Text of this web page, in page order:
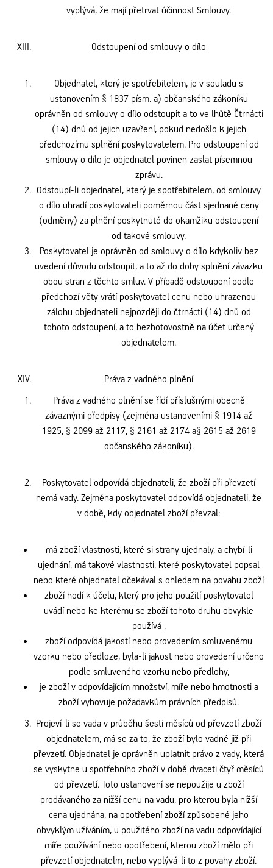
vyplývá, že mají přetrvat účinnost Smlouvy.
Odstoupení od smlouvy o dílo
Objednatel, který je spotřebitelem, je v souladu s
ustanovením § 1837 písm. a) občanského zákoníku
oprávněn od smlouvy o dílo odstoupit a to ve lhůtě Čtrnácti
(14) dnů od jejich uzavření, pokud nedošlo k jejich
předchozímu splnění poskytovatelem. Pro odstoupení od
smlouvy o dílo je objednatel povinen zaslat písemnou
zprávu.
Odstoupí-li objednatel, který je spotřebitelem, od smlouvy
o dílo uhradí poskytovateli poměrnou část sjednané ceny
(odměny) za plnění poskytnuté do okamžiku odstoupení
od takové smlouvy.
Poskytovatel je oprávněn od smlouvy o dílo kdykoliv bez
uvedení důvodu odstoupit, a to až do doby splnění závazku
obou stran z těchto smluv. V případě odstoupení podle
předchozí věty vrátí poskytovatel cenu nebo uhrazenou
zálohu objednateli nejpozději do čtrnácti (14) dnů od
tohoto odstoupení, a to bezhotovostně na účet určený
objednatelem.
Práva z vadného plnění
Práva z vadného plnění se řídí příslušnými obecně
závaznými předpisy (zejména ustanoveními § 1914 až
1925, § 2099 až 2117, § 2161 až 2174 a§ 2615 až 2619
občanského zákoníku).
Poskytovatel odpovídá objednateli, že zboží při převzetí
nemá vady. Zejména poskytovatel odpovídá objednateli, že
v době, kdy objednatel zboží převzal:
má zboží vlastnosti, které si strany ujednaly, a chybí-li
ujednání, má takové vlastnosti, které poskytovatel popsal
nebo které objednatel očekával s ohledem na povahu zboží
zboží hodí k účelu, který pro jeho použití poskytovatel
uvádí nebo ke kterému se zboží tohoto druhu obvykle
používá ,
zboží odpovídá jakostí nebo provedením smluvenému
vzorku nebo předloze, byla-li jakost nebo provedení určeno
podle smluveného vzorku nebo předlohy,
je zboží v odpovídajícím množství, míře nebo hmotnosti a
zboží vyhovuje požadavkům právních předpisů.
Projeví-li se vada v průběhu šesti měsíců od převzetí zboží
objednatelem, má se za to, že zboží bylo vadné již při
převzetí. Objednatel je oprávněn uplatnit právo z vady, která
se vyskytne u spotřebního zboží v době dvaceti čtyř měsíců
od převzetí. Toto ustanovení se nepoužije u zboží
prodávaného za nižší cenu na vadu, pro kterou byla nižší
cena ujednána, na opotřebení zboží způsobené jeho
obvyklým užíváním, u použitého zboží na vadu odpovídající
míře používání nebo opotřebení, kterou zboží mělo při
převzetí objednatelm, nebo vyplývá-li to z povahy zboží.